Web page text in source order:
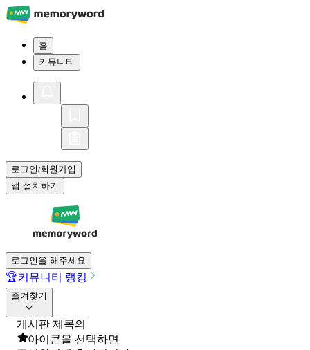
홈
커뮤니티
로그인/회원가입
앱 설치하기
로그인을 해주세요
🏆커뮤니티 랭킹
즐겨찾기
게시판 제목의
아이콘을 선택하면